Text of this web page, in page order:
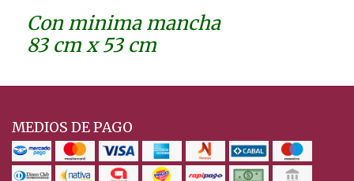
Con minima mancha
83 cm x 53 cm
MEDIOS DE PAGO